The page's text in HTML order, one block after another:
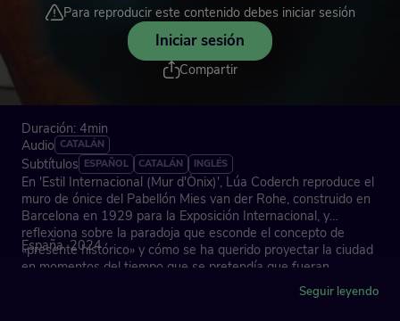
Para reproducir este contenido debes iniciar sesión
Iniciar sesión
Compartir
Duración: 4min
Audio CATALÁN
Subtítulos ESPAÑOL CATALÁN INGLÉS
En 'Estil Internacional (Mur d'Ònix)', Lúa Coderch reproduce el
muro de ónice del Pabellón Mies van der Rohe, construido en
Barcelona en 1929 para la Exposición Internacional, y
reflexiona sobre la paradoja que esconde el concepto de
«presente histórico» y cómo se ha querido proyectar la ciudad
en momentos del tiempo que se pretendía que fueran
memorables y que, indefectiblemente, se han mostrado
España, 2024
Seguir leyendo